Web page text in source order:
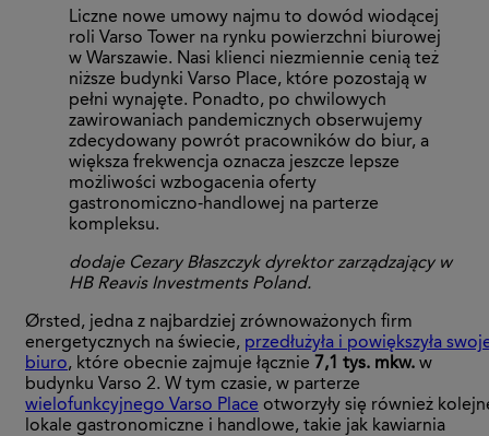
Liczne nowe umowy najmu to dowód wiodącej
roli Varso Tower na rynku powierzchni biurowej
w Warszawie. Nasi klienci niezmiennie cenią też
niższe budynki Varso Place, które pozostają w
pełni wynajęte. Ponadto, po chwilowych
zawirowaniach pandemicznych obserwujemy
zdecydowany powrót pracowników do biur, a
większa frekwencja oznacza jeszcze lepsze
możliwości wzbogacenia oferty
gastronomiczno-handlowej na parterze
kompleksu.
dodaje Cezary Błaszczyk dyrektor zarządzający w
HB Reavis Investments Poland.
Ørsted, jedna z najbardziej zrównoważonych firm
energetycznych na świecie, przedłużyła i powiększyła
biuro, które obecnie zajmuje łącznie 7,1 tys. mkw. w
budynku Varso 2. W tym czasie, w parterze
wielofunkcyjnego Varso Place otworzyły się również
lokale gastronomiczne i handlowe, takie jak kawiarnia